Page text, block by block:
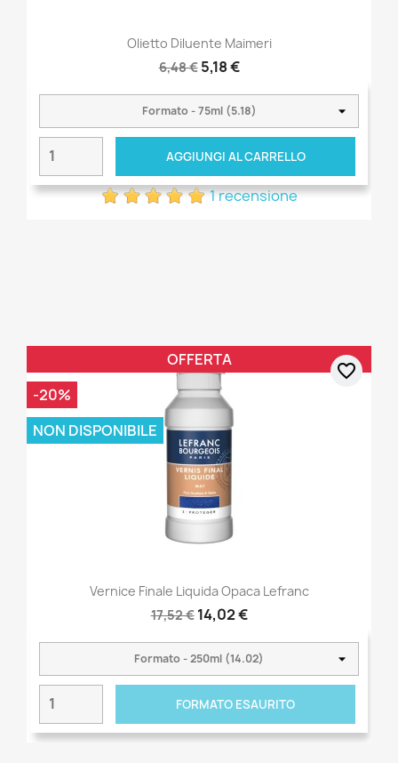
Olietto Diluente Maimeri
6,48 € 5,18 €
AGGIUNGI AL CARRELLO
1 recensione
Vernice Finale Liquida Opaca Lefranc
17,52 € 14,02 €
FORMATO ESAURITO
OFFERTA
-20%
NON DISPONIBILE
favorite_border